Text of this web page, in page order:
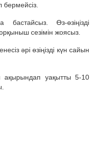
бермейсіз.
бастайсыз. Өз-өзіңізді
сезімін жоясыз.
әрі өзіңізді күн сайын
ақырындап уақытты 5-10